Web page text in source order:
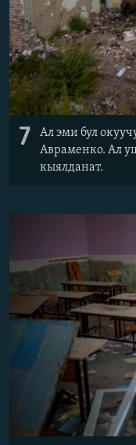
7
Ал эми бул
Авраменко. Ал
кыялданат.